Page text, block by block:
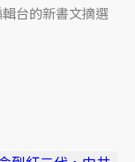
台的新書文摘選